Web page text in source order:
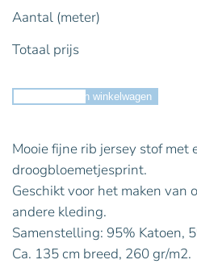
Aantal (meter)
Totaal prijs
Toevoegen aan winkelwagen
Mooie fijne rib jersey stof met
droogbloemetjesprint.
Geschikt voor het maken van
andere kleding.
Samenstelling: 95% Katoen,
Ca. 135 cm breed, 260 gr/m2.